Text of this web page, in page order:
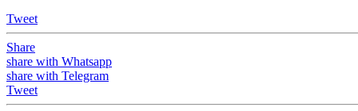
Tweet
Share
share with Whatsapp
share with Telegram
Tweet